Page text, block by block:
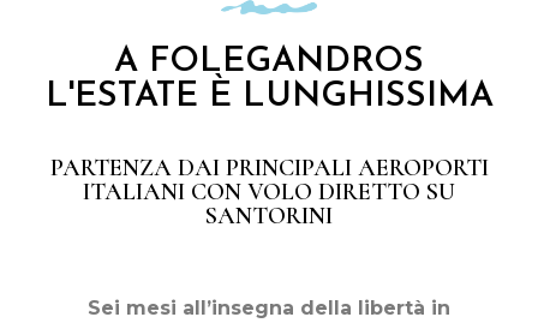
A FOLEGANDROS
L'ESTATE È LUNGHISSIMA
PARTENZA DAI PRINCIPALI AEROPORTI
ITALIANI CON VOLO DIRETTO SU
SANTORINI
Sei mesi all’insegna della libertà in